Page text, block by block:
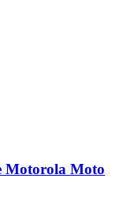
Motorola Moto